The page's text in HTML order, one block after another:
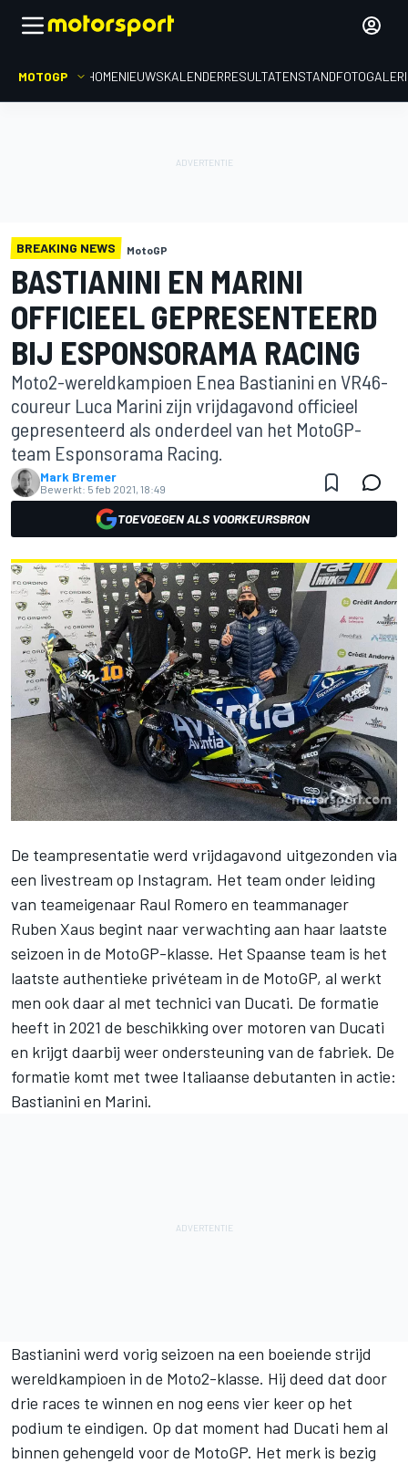
MOTOGP HOMENIEUWSKALENDERRESULTATENSTAND
BREAKING NEWS MotoGP
BASTIANINI EN MARINI
OFFICIEEL GEPRESENTEERD
BIJ ESPONSORAMA RACING
Moto2-wereldkampioen Enea Bastianini en VR46-
coureur Luca Marini zijn vrijdagavond officieel
gepresenteerd als onderdeel van het MotoGP-
team Esponsorama Racing.
Mark Bremer
Bewerkt: 5 feb 2021, 18:49
TOEVOEGEN ALS VOORKEURSBRON
De teampresentatie werd vrijdagavond uitgezonden via
een livestream op Instagram. Het team onder leiding
van teameigenaar Raul Romero en teammanager
Ruben Xaus begint naar verwachting aan haar laatste
seizoen in de MotoGP-klasse. Het Spaanse team is het
laatste authentieke privéteam in de MotoGP, al werkt
men ook daar al met technici van Ducati. De formatie
heeft in 2021 de beschikking over motoren van Ducati
en krijgt daarbij weer ondersteuning van de fabriek. De
formatie komt met twee Italiaanse debutanten in actie:
Bastianini en Marini.
Bastianini werd vorig seizoen na een boeiende strijd
wereldkampioen in de Moto2-klasse. Hij deed dat door
drie races te winnen en nog eens vier keer op het
podium te eindigen. Op dat moment had Ducati hem al
binnen gehengeld voor de MotoGP. Het merk is bezig